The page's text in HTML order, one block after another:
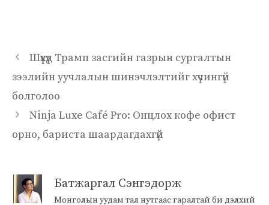
Шүүхүүд Трамп засгийн газрын сургалтын
зээлийн уучлалын шинэчлэлтийг хүчингүй
болголоо
Ninja Luxe Café Pro: Онцлох кофе офист
орно, бариста шаардагдахгүй
Батжаргал Сэнгэдорж
Монголын уудам тал нутгаас гаралтай би дэлхий